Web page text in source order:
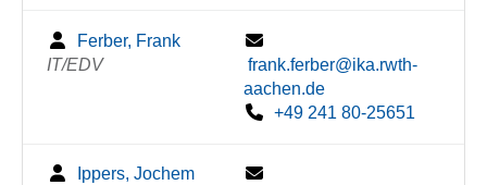
Ferber, Frank
IT/EDV
frank.ferber@ika.rwth-
aachen.de
+49 241 80-25651
Ippers, Jochem